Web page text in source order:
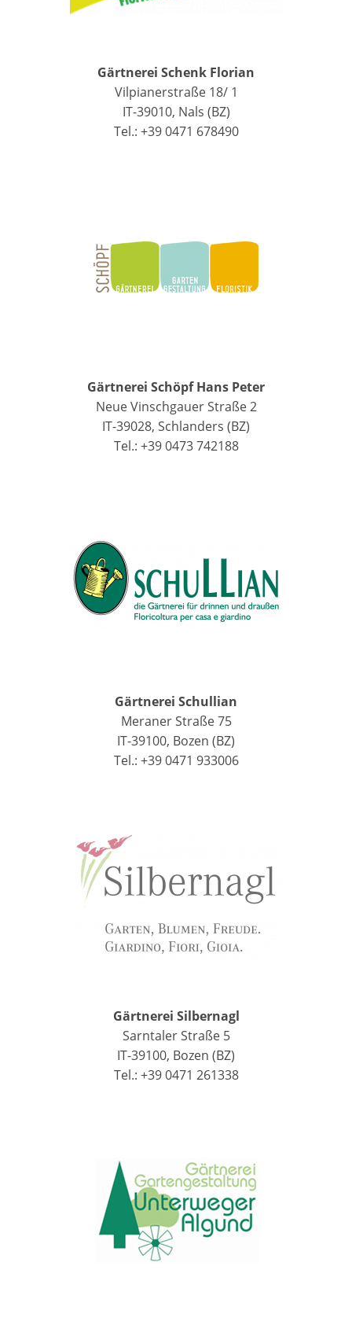
Gärtnerei Schenk Florian
Vilpianerstraße 18/ 1
IT-39010, Nals (BZ)
Tel.: +39 0471 678490
Gärtnerei Schöpf Hans Peter
Neue Vinschgauer Straße 2
IT-39028, Schlanders (BZ)
Tel.: +39 0473 742188
Gärtnerei Schullian
Meraner Straße 75
IT-39100, Bozen (BZ)
Tel.: +39 0471 933006
Gärtnerei Silbernagl
Sarntaler Straße 5
IT-39100, Bozen (BZ)
Tel.: +39 0471 261338